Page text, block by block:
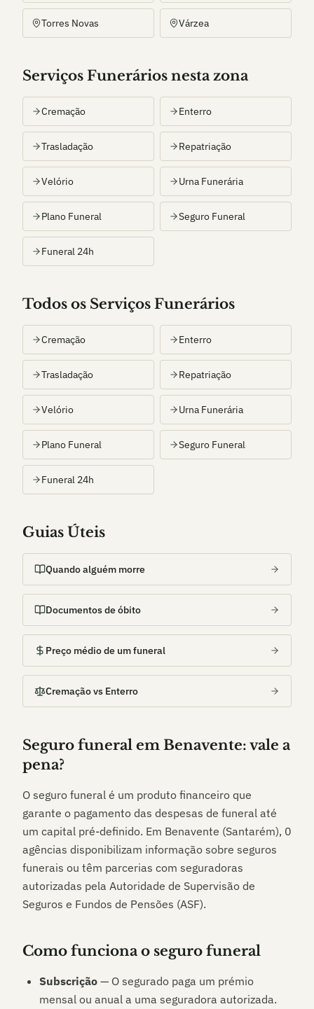
Torres Novas Várzea
Serviços Funerários nesta zona
Cremação Enterro
Trasladação Repatriação
Velório Urna Funerária
Plano Funeral Seguro Funeral
Funeral 24h
Todos os Serviços Funerários
Cremação Enterro
Trasladação Repatriação
Velório Urna Funerária
Plano Funeral Seguro Funeral
Funeral 24h
Guias Úteis
Quando alguém morre
Documentos de óbito
Preço médio de um funeral
Cremação vs Enterro
Seguro funeral em Benavente: vale a
pena?
O seguro funeral é um produto financeiro que
garante o pagamento das despesas de funeral até
um capital pré-definido. Em Benavente (Santarém), 0
agências disponibilizam informação sobre seguros
funerais ou têm parcerias com seguradoras
autorizadas pela Autoridade de Supervisão de
Seguros e Fundos de Pensões (ASF).
Como funciona o seguro funeral
Subscrição — O segurado paga um prémio
mensal ou anual a uma seguradora autorizada.